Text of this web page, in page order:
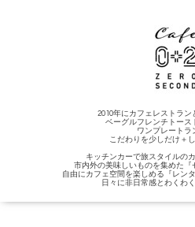
2010年にカフェレストラン
ベーグルフレンチトース
ワンプレートラ
こだわりを少しだけ＋
キッチンカーで旅スタイルの
市内外の美味しいものを集めた『
自由にカフェ空間を楽しめる『レン
日々に非日常感とわくわ